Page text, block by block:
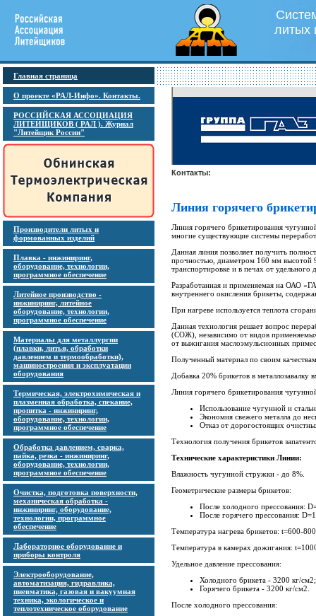
литых
Главная страница
О проекте «РАЛ-Инфо». Контакты.
РОССИЙСКАЯ АССОЦИАЦИЯ
ЛИТЕЙЩИКОВ ( РАЛ ). Журнал
"Литейщик России"
Производители литых и
формованных изделий
Плавка - инжиниринг,
оборудование, технологии,
программное обеспечение
Литейное производство -
инжиниринг, литейное
оборудование, технологии,
программное обеспечение
Материалы для металлургии
(плавки, литья, обработки
давлением и термообработки),
машиностроения и эксплуатации
оборудования
Термическая, электрохимическая и
плазменная обработка, спекание,
пропитка - инжиниринг,
оборудование, технологии,
программное обеспечение
Обработка давлением, сварка,
пайка, резка - инжиниринг,
оборудование, технологии,
программное обеспечение
Очистка, подготовка поверхности,
механическая обработка -
инжиниринг, оборудование,
технологии, программное
обеспечение
Лабораторное оборудование и
приборы контроля
Электрооборудование,
автоматизация, гидравлика,
пневматика, газовая и вакуумная
техника, экологическое и
теплотехническое оборудование
Контакты:
Линия горячего
Линия горячего брикетирования
многие существующие системы
Данная линия позволяет получить
прочностью, диаметром 160 мм высотой
транспортировке и в печах от удельного
Разработанная и применяемая на ОАО
внутреннего окисления брикеты,
При нагреве используется теплота
Данная технология решает вопрос
(СОЖ), независимо от видов
от выжигания маслоэмульсионных
Полученный материал по своим
Добавка 20% брикетов в металлозавалку
Линия горячего брикетирования
Использование чугунной и
Экономия свежего металла до
Отказ от дорогостоящих
Технология получения брикетов
Технические характеристики Линии:
Влажность чугунной стружки - до 8%.
Геометрические размеры брикетов:
После холодного прессования:
После горячего прессования:
Температура нагрева брикетов: t=600-
Температура в камерах дожигания:
Удельное давление прессования:
Холодного брикета - 3200 кг/см2;
Горячего брикета - 3200 кг/см2.
После холодного прессования: